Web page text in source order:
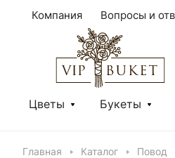
Компания Вопросы и
Цветы Букеты
Главная Каталог Повод